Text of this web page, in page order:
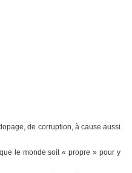
de corruption, à cause aussi
le monde soit « propre » pour y